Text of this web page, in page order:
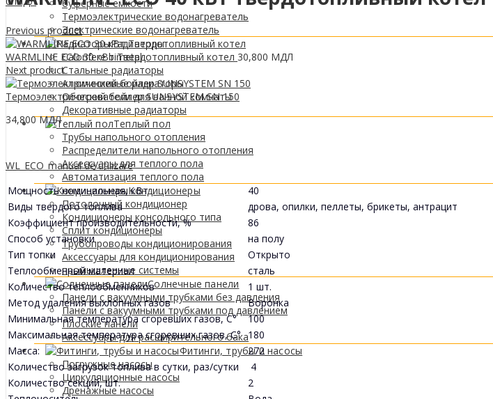
буферные емкости
Термоэлектрические водонагреватель
Электрические водонагреватель
Радиаторы
Calorifere bimetal
Стальные радиаторы
Алюминиевые радиаторы
Обогреватели для ванной комнаты
Декоративные радиаторы
Tеплый пол
Трубы напольного отопления
Распределители напольного отопления
Аксессуары для теплого пола
Автоматизация теплого пола
Кондиционеры
Потолочный кондиционер
Кондиционеры консольного типа
Сплит кондиционеры
Трубопроводы кондиционирования
Аксессуары для кондиционирования
промышленные системы
Солнечные панели
Панели с вакуумными трубками без давления
Панели с вакуумными трубками под давлением
Плоские панели
Аксессуары для расширительного бака
Фитинги, трубы и насосы
Погружные насосы
Циркуляционные насосы
Дренажные насосы
Previous product
WARMLINE ECO 30 кВт Твердотопливный котел 30,800 МДЛ
Next product
Термоэлектрический бойлер SUNSYSTEM SN 150
34,800МДЛ
WL_ECO_manual de utilizare
Мощность номинальная, кВт
40
Виды твердого топлива
дрова, опилки, пеллеты, брикеты, антрацит
Коэффициент производительности, %
86
Способ установки
на полу
Тип топки
Открыто
Теплообменный материал
сталь
Количество теплообменников
1 шт.
Метод удаления выхлопных газов
Воронка
Минимальная температура сгоревших газов, C°
100
Максимальная температура сгоревших газов, C° 180
Масса:
272
Количество загрузок топлива в сутки, раз/сутки
4
Количество секций, шт.
2